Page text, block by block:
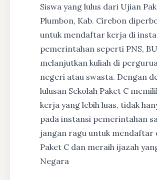
Siswa yang lulus dari Ujian
Plumbon, Kab. Cirebon
untuk mendaftar kerja di
pemerintahan seperti PNS,
melanjutkan kuliah di
negeri atau swasta. Dengan
lulusan Sekolah Paket C
kerja yang lebih luas, tidak
pada instansi pemerintahan
jangan ragu untuk mendaftar
Paket C dan meraih ijazah
Negara